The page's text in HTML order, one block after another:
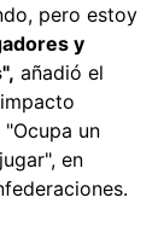
pero estoy
y
añadió el
un
en